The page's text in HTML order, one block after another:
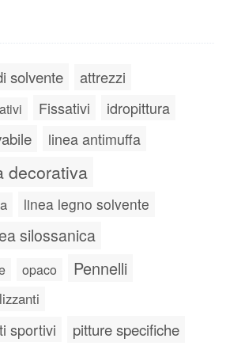
solvente attrezzi
Fissativi idropittura
linea antimuffa
decorativa
linea legno solvente
silossanica
opaco Pennelli
sportivi pitture specifiche